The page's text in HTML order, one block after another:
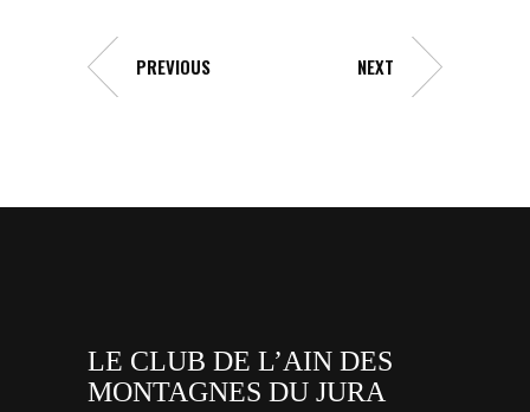
PREVIOUS NEXT
LE CLUB DE L’AIN DES
MONTAGNES DU JURA